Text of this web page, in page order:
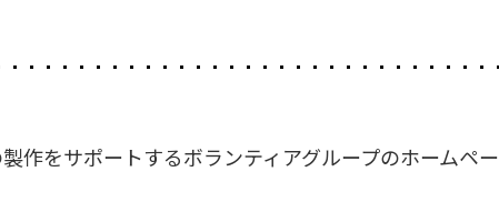
作をサポートするボランティアグループのホームペー